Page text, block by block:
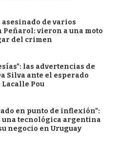
asesinado de varios
Peñarol: vieron a una moto
del crimen
las advertencias de
Silva ante el esperado
Pou
en punto de inflexión":
una tecnológica argentina
negocio en Uruguay